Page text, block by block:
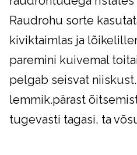
Raudrohu sorte
kiviktaimlas ja
paremini kuivemal
pelgab seisvat
lemmik.pärast
tugevasti tagasi, ta